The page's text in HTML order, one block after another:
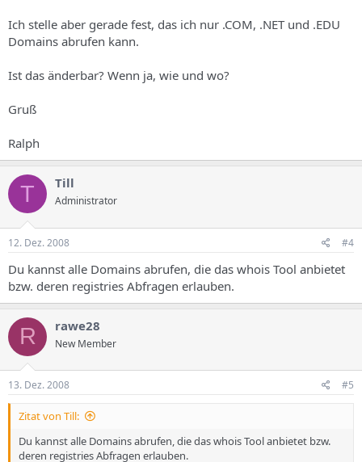
Ich stelle aber gerade fest, das ich nur .COM, .NET und .EDU
Domains abrufen kann.
Ist das änderbar? Wenn ja, wie und wo?
Gruß
Ralph
T Till
Administrator
12. Dez. 2008 #4
Du kannst alle Domains abrufen, die das whois Tool anbietet
bzw. deren registries Abfragen erlauben.
R rawe28
New Member
13. Dez. 2008 #5
Zitat von Till:
Du kannst alle Domains abrufen, die das whois Tool anbietet bzw.
deren registries Abfragen erlauben.